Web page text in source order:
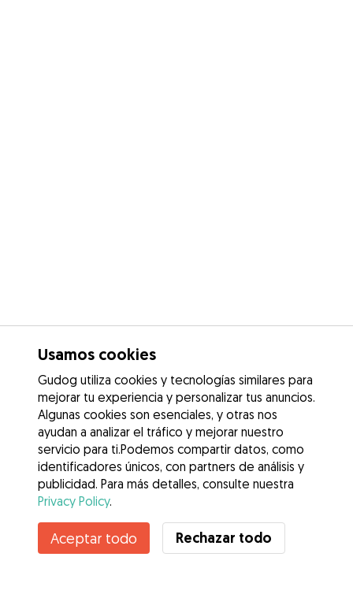
¿Conoces los Beneficios de Gudog? Ver más
Usamos cookies
Gudog utiliza cookies y tecnologías similares para
mejorar tu experiencia y personalizar tus anuncios.
Algunas cookies son esenciales, y otras nos
ayudan a analizar el tráfico y mejorar nuestro
servicio para ti.Podemos compartir datos, como
identificadores únicos, con partners de análisis y
publicidad. Para más detalles, consulte nuestra
Privacy Policy.
Aceptar todo Rechazar todo